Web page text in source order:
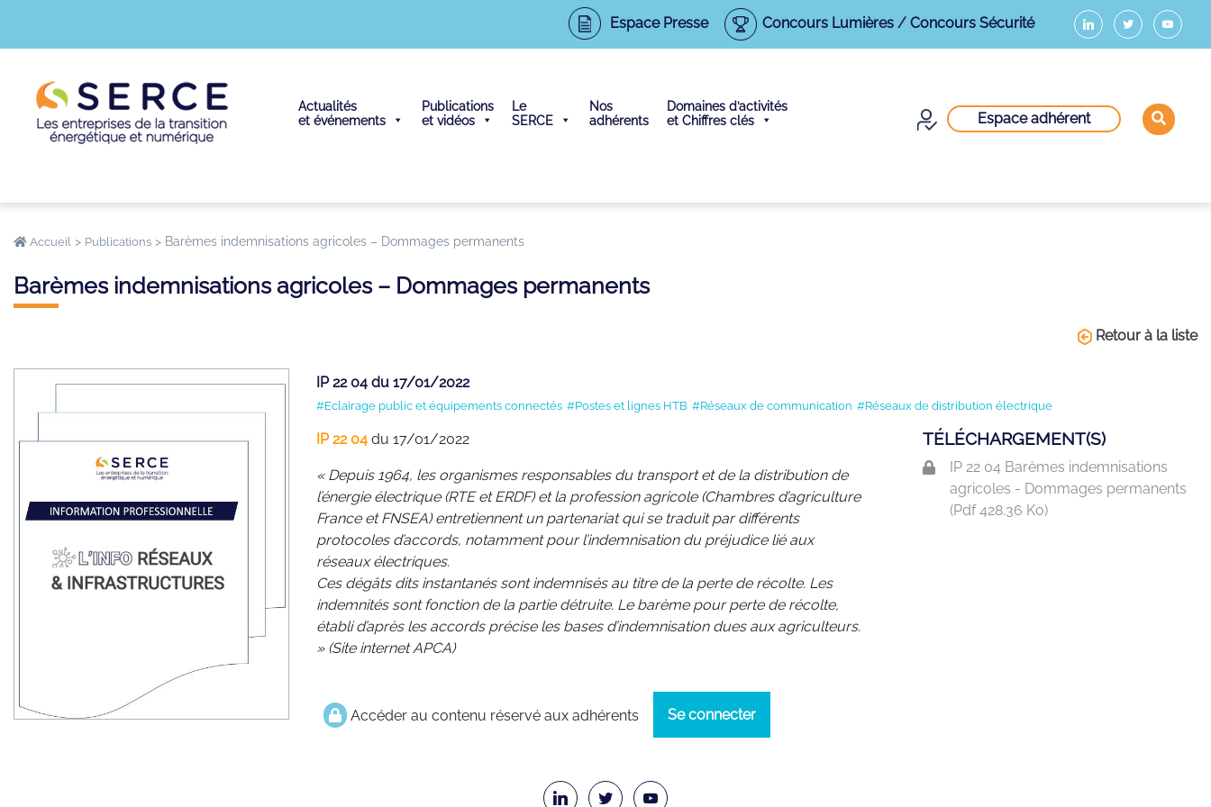
Espace Presse Concours Lumières/ Concours Sécurité
Actualités
et événements
Publications
et vidéos
Le
SERCE
Nos
adhérents
Domaines d’activités
et Chiffres clés
Espace adhérent
Accueil > Publications > Barèmes indemnisations agricoles – Dommages permanents
Barèmes indemnisations agricoles – Dommages permanents
Retour à la liste
IP 22 04 du 17/01/2022
#Eclairage public et équipements connectés #Postes et lignes HTB #Réseaux de communication #Réseaux de distribution électrique
IP 22 04 du 17/01/2022
« Depuis 1964, les organismes responsables du transport et de la distribution de
l’énergie électrique (RTE et ERDF) et la profession agricole (Chambres d’agriculture
France et FNSEA) entretiennent un partenariat qui se traduit par différents
protocoles d’accords, notamment pour l’indemnisation du préjudice lié aux
réseaux électriques.
Ces dégâts dits instantanés sont indemnisés au titre de la perte de récolte. Les
indemnités sont fonction de la partie détruite. Le barème pour perte de récolte,
établi d’après les accords précise les bases d’indemnisation dues aux agriculteurs.
» (Site internet APCA)
Accéder au contenu réservé aux adhérents Se connecter
TÉLÉCHARGEMENT(S)
IP 22 04 Barèmes indemnisations
agricoles - Dommages permanents
(Pdf428.36 Ko)